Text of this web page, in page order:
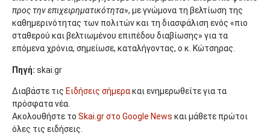
προς την επιχειρηματικότητα», με γνώμονα τη βελτίωση της
καθημερινότητας των πολιτών και τη διασφάλιση ενός «πιο
σταθερού και βελτιωμένου επιπέδου διαβίωσης» για τα
επόμενα χρόνια, σημείωσε, καταλήγοντας, ο κ. Κώτσηρας.
Πηγή: skai.gr
Διαβάστε τις Ειδήσεις σήμερακαι ενημερωθείτε για τα
πρόσφατα νέα.
Ακολουθήστε το Skai.gr στο Google News και μάθετε πρώτοι
όλες τις ειδήσεις.